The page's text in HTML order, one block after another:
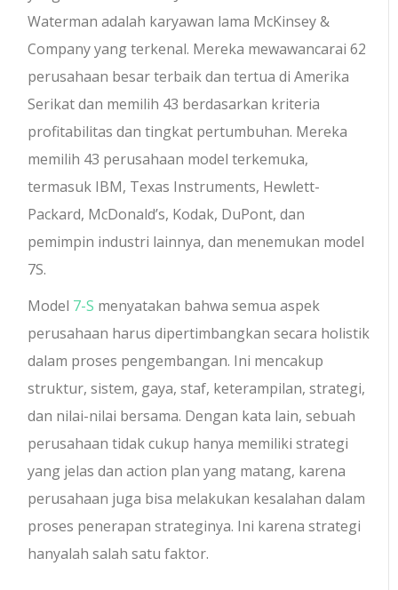
Waterman adalah karyawan lama McKinsey &
Company yang terkenal. Mereka mewawancarai 62
perusahaan besar terbaik dan tertua di Amerika
Serikat dan memilih 43 berdasarkan kriteria
profitabilitas dan tingkat pertumbuhan. Mereka
memilih 43 perusahaan model terkemuka,
termasuk IBM, Texas Instruments, Hewlett-
Packard, McDonald’s, Kodak, DuPont, dan
pemimpin industri lainnya, dan menemukan model
7S.
Model 7-S menyatakan bahwa semua aspek
perusahaan harus dipertimbangkan secara holistik
dalam proses pengembangan. Ini mencakup
struktur, sistem, gaya, staf, keterampilan, strategi,
dan nilai-nilai bersama. Dengan kata lain, sebuah
perusahaan tidak cukup hanya memiliki strategi
yang jelas dan action plan yang matang, karena
perusahaan juga bisa melakukan kesalahan dalam
proses penerapan strateginya. Ini karena strategi
hanyalah salah satu faktor.